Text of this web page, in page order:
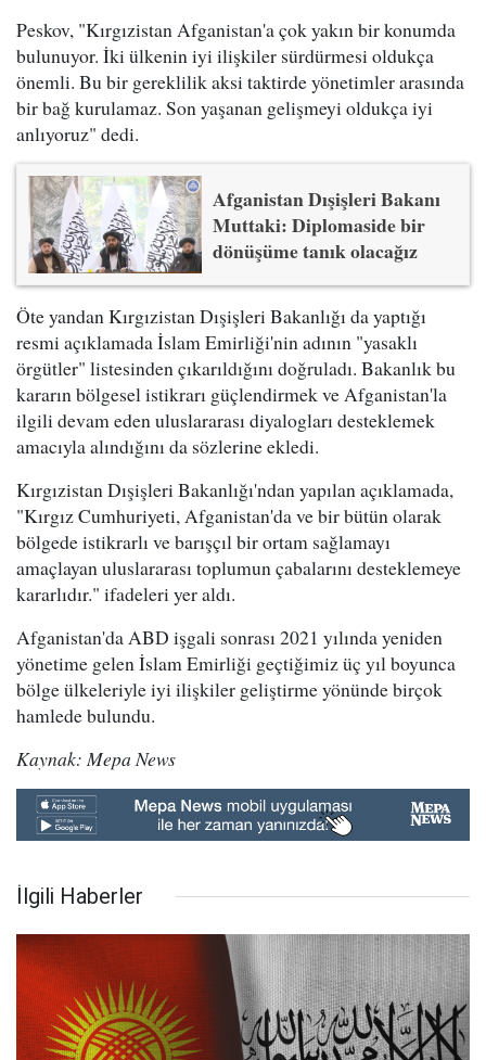
Peskov, "Kırgızistan Afganistan'a çok yakın bir konumda
bulunuyor. İki ülkenin iyi ilişkiler sürdürmesi oldukça
önemli. Bu bir gereklilik aksi taktirde yönetimler arasında
bir bağ kurulamaz. Son yaşanan gelişmeyi oldukça iyi
anlıyoruz" dedi.
Afganistan Dışişleri Bakanı
Muttaki: Diplomaside bir
dönüşüme tanık olacağız
Öte yandan Kırgızistan Dışişleri Bakanlığı da yaptığı
resmi açıklamada İslam Emirliği'nin adının "yasaklı
örgütler" listesinden çıkarıldığını doğruladı. Bakanlık bu
kararın bölgesel istikrarı güçlendirmek ve Afganistan'la
ilgili devam eden uluslararası diyalogları desteklemek
amacıyla alındığını da sözlerine ekledi.
Kırgızistan Dışişleri Bakanlığı'ndan yapılan açıklamada,
"Kırgız Cumhuriyeti, Afganistan'da ve bir bütün olarak
bölgede istikrarlı ve barışçıl bir ortam sağlamayı
amaçlayan uluslararası toplumun çabalarını desteklemeye
kararlıdır." ifadeleri yer aldı.
Afganistan'da ABD işgali sonrası 2021 yılında yeniden
yönetime gelen İslam Emirliği geçtiğimiz üç yıl boyunca
bölge ülkeleriyle iyi ilişkiler geliştirme yönünde birçok
hamlede bulundu.
Kaynak: Mepa News
İlgili Haberler